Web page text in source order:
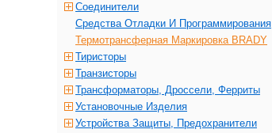
Соединители
Средства Отладки И Программирования
Термотрансферная Маркировка BRADY
Тиристоры
Транзисторы
Трансформаторы, Дроссели, Ферриты
Установочные Изделия
Устройства Защиты, Предохранители